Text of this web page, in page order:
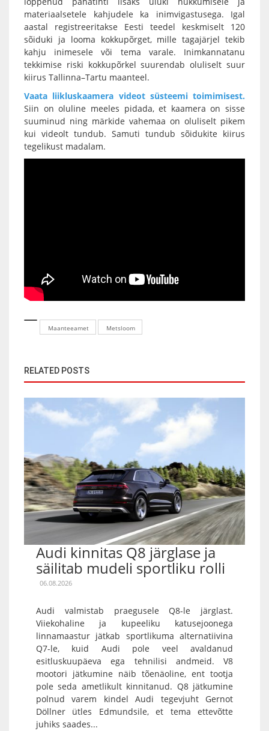
materiaalsetele kahjudele ka inimvigastusega. Igal
aastal registreeritakse Eesti teedel keskmiselt 120
sõiduki ja looma kokkupõrget, mille tagajärjel tekib
kahju inimesele või tema varale. Inimkannatanu
tekkimise riski kokkupõrkel suurendab oluliselt suur
kiirus Tallinna–Tartu maanteel.
Vaata liikluskaamera videot süsteemi toimimisest.
Siin on oluline meeles pidada, et kaamera on sisse
suuminud ning märkide vahemaa on oluliselt pikem
kui videolt tundub. Samuti tundub sõidukite kiirus
tegelikust madalam.
Maanteeamet Metsloom
RELATED POSTS
Audi kinnitas Q8 järglase ja
säilitab mudeli sportliku rolli
06.08.2026
Audi valmistab praegusele Q8-le järglast.
Viiekohaline ja kupeeliku katusejoonega
linnamaastur jätkab sportlikuma alternatiivina
Q7-le, kuid Audi pole veel avaldanud
esitluskuupäeva ega tehnilisi andmeid. V8
mootori jätkumine näib tõenäoline, ent tootja
pole seda ametlikult kinnitanud. Q8 jätkumine
polnud varem kindel Audi tegevjuht Gernot
Döllner ütles Edmundsile, et tema ettevõtte
juhiks saades...